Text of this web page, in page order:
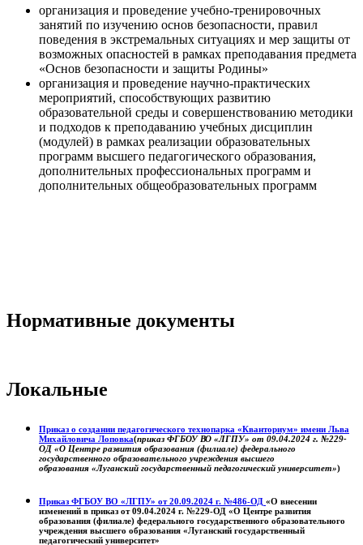
организация и проведение учебно-тренировочных
занятий по изучению основ безопасности, правил
поведения в экстремальных ситуациях и мер защиты от
возможных опасностей в рамках преподавания предмета
«Основ безопасности и защиты Родины»
организация и проведение научно-практических
мероприятий, способствующих развитию
образовательной среды и совершенствованию методики
и подходов к преподаванию учебных дисциплин
(модулей) в рамках реализации образовательных
программ высшего педагогического образования,
дополнительных профессиональных программ и
дополнительных общеобразовательных программ
Нормативные документы
Локальные
Приказ о создании педагогического технопарка «Кванториум» имени Льва
Михайловича Лоповка(приказ ФГБОУ ВО «ЛГПУ» от 09.04.2024 г. №229-
ОД «О Центре развития образования (филиале) федерального
государственного образовательного учреждения высшего
образования «Луганский государственный педагогический университет»)
Приказ ФГБОУ ВО «ЛГПУ» от 20.09.2024 г. №486-ОД «О внесении
изменений в приказ от 09.04.2024 г. №229-ОД «О Центре развития
образования (филиале) федерального государственного образовательного
учреждения высшего образования «Луганский государственный
педагогический университет»